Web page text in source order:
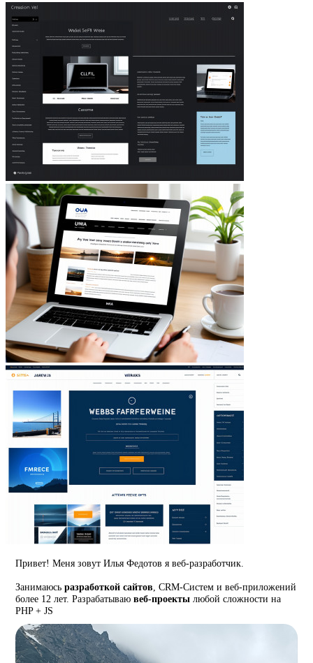
Привет! Меня зовут Илья Федотов я веб-разработчик.
Занимаюсьразработкой сайтов , CRM-Систем и веб-приложений
более 12 лет. Разрабатываювеб-проекты любой сложности на
PHP + JS